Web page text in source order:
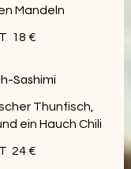
Mandeln
18 €
Sashimi
Thunfisch,
ein Hauch Chili
24 €